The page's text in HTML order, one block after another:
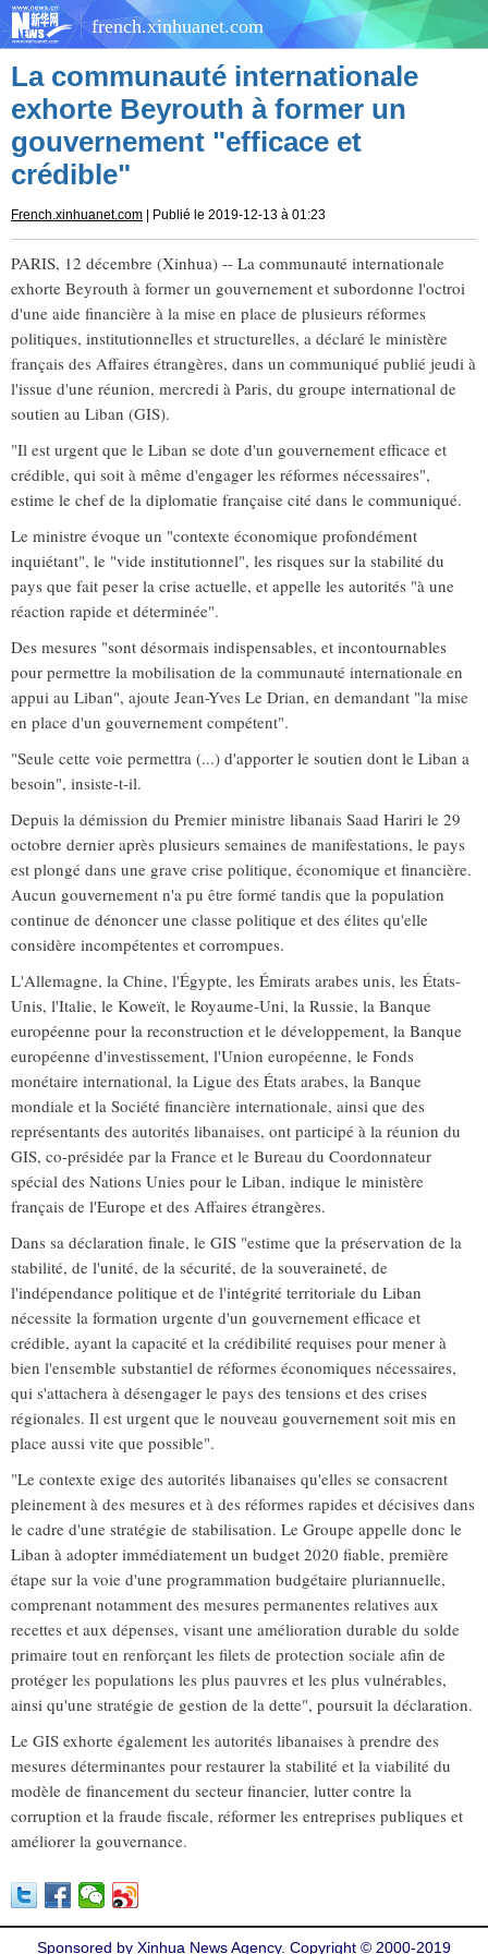
french.xinhuanet.com
La communauté internationale
exhorte Beyrouth à former un
gouvernement "efficace et
crédible"
French.xinhuanet.com | Publié le 2019-12-13 à 01:23
PARIS, 12 décembre (Xinhua) -- La communauté internationale
exhorte Beyrouth à former un gouvernement et subordonne l'octroi
d'une aide financière à la mise en place de plusieurs réformes
politiques, institutionnelles et structurelles, a déclaré le ministère
français des Affaires étrangères, dans un communiqué publié jeudi à
l'issue d'une réunion, mercredi à Paris, du groupe international de
soutien au Liban (GIS).
"Il est urgent que le Liban se dote d'un gouvernement efficace et
crédible, qui soit à même d'engager les réformes nécessaires",
estime le chef de la diplomatie française cité dans le communiqué.
Le ministre évoque un "contexte économique profondément
inquiétant", le "vide institutionnel", les risques sur la stabilité du
pays que fait peser la crise actuelle, et appelle les autorités "à une
réaction rapide et déterminée".
Des mesures "sont désormais indispensables, et incontournables
pour permettre la mobilisation de la communauté internationale en
appui au Liban", ajoute Jean-Yves Le Drian, en demandant "la mise
en place d'un gouvernement compétent".
"Seule cette voie permettra (...) d'apporter le soutien dont le Liban a
besoin", insiste-t-il.
Depuis la démission du Premier ministre libanais Saad Hariri le 29
octobre dernier après plusieurs semaines de manifestations, le pays
est plongé dans une grave crise politique, économique et financière.
Aucun gouvernement n'a pu être formé tandis que la population
continue de dénoncer une classe politique et des élites qu'elle
considère incompétentes et corrompues.
L'Allemagne, la Chine, l'Égypte, les Émirats arabes unis, les États-
Unis, l'Italie, le Koweït, le Royaume-Uni, la Russie, la Banque
européenne pour la reconstruction et le développement, la Banque
européenne d'investissement, l'Union européenne, le Fonds
monétaire international, la Ligue des États arabes, la Banque
mondiale et la Société financière internationale, ainsi que des
représentants des autorités libanaises, ont participé à la réunion du
GIS, co-présidée par la France et le Bureau du Coordonnateur
spécial des Nations Unies pour le Liban, indique le ministère
français de l'Europe et des Affaires étrangères.
Dans sa déclaration finale, le GIS "estime que la préservation de la
stabilité, de l'unité, de la sécurité, de la souveraineté, de
l'indépendance politique et de l'intégrité territoriale du Liban
nécessite la formation urgente d'un gouvernement efficace et
crédible, ayant la capacité et la crédibilité requises pour mener à
bien l'ensemble substantiel de réformes économiques nécessaires,
qui s'attachera à désengager le pays des tensions et des crises
régionales. Il est urgent que le nouveau gouvernement soit mis en
place aussi vite que possible".
"Le contexte exige des autorités libanaises qu'elles se consacrent
pleinement à des mesures et à des réformes rapides et décisives dans
le cadre d'une stratégie de stabilisation. Le Groupe appelle donc le
Liban à adopter immédiatement un budget 2020 fiable, première
étape sur la voie d'une programmation budgétaire pluriannuelle,
comprenant notamment des mesures permanentes relatives aux
recettes et aux dépenses, visant une amélioration durable du solde
primaire tout en renforçant les filets de protection sociale afin de
protéger les populations les plus pauvres et les plus vulnérables,
ainsi qu'une stratégie de gestion de la dette", poursuit la déclaration.
Le GIS exhorte également les autorités libanaises à prendre des
mesures déterminantes pour restaurer la stabilité et la viabilité du
modèle de financement du secteur financier, lutter contre la
corruption et la fraude fiscale, réformer les entreprises publiques et
améliorer la gouvernance.
Sponsored by Xinhua News Agency. Copyright © 2000-2019